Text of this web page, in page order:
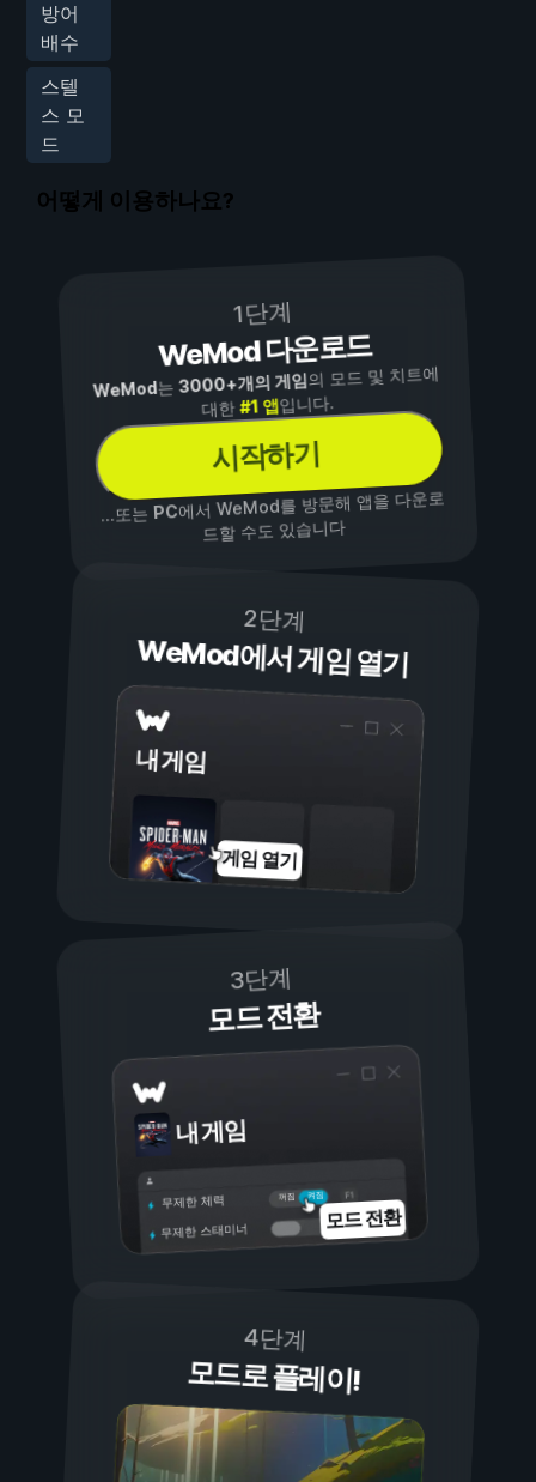
방어
배수
스텔
스 모
드
어떻게 이용하나요?
1단계
WeMod 다운로드
WeMod는3000+개의 게임의 모드 및 치트에
대한#1 앱입니다.
시작하기
...또는PC에서 WeMod를 방문해 앱을 다운로
드할 수도 있습니다
2단계
WeMod에서 게임 열기
내 게임
게임 열기
3단계
모드 전환
내 게임
켜짐
꺼짐
무제한 체력
무제한 스태미너 모드 전환
4단계
모드로 플레이!